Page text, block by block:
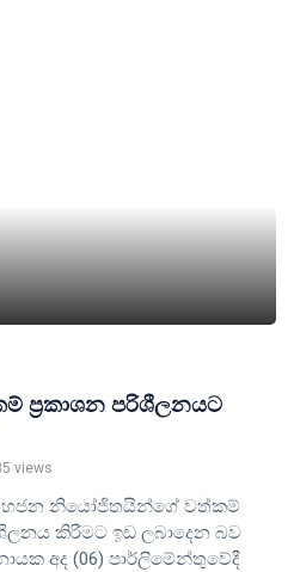
ප්‍රකාශන පරිශීලනයට
views
නියෝජිතයින්ගේ වත්කම්
කිරීමට ඉඩ ලබාදෙන බව
අද (06) පාර්ලිමේන්තුවේදී